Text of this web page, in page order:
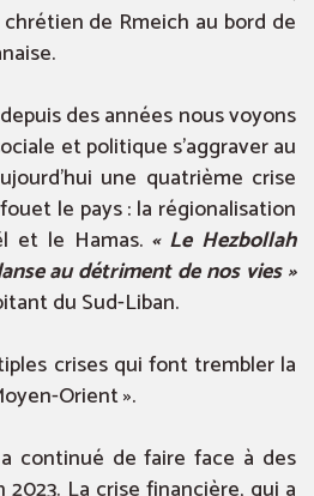
de Rmeich au bord de
des années nous voyons
et politique s’aggraver au
une quatrième crise
le pays : la régionalisation
et le Hamas. « Le Hezbollah
au détriment de nos vies »
du Sud-Liban.
crises qui font trembler la
Orient ».
a continué de faire face à des